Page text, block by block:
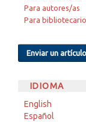
Para autores/as
Para
Enviar un artículo
IDIOMA
English
Español